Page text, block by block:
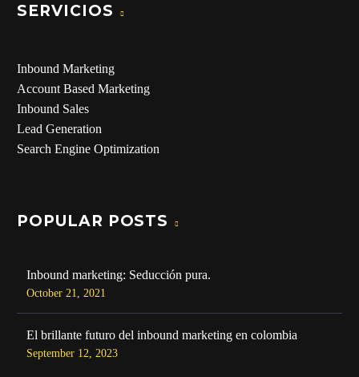
SERVICIOS
Inbound Marketing
Account Based Marketing
Inbound Sales
Lead Generation
Search Engine Optimization
POPULAR POSTS
Inbound marketing: Seducción pura.
October 21, 2021
El brillante futuro del inbound marketing en colombia
September 12, 2023